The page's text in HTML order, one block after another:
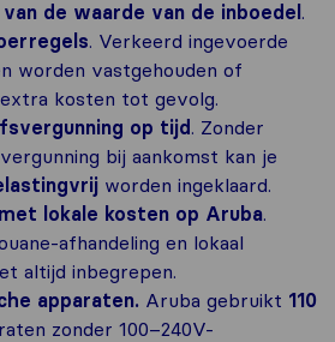
van de waarde van de inboedel.
. Verkeerd ingevoerde
worden vastgehouden of
kosten tot gevolg.
op tijd. Zonder
bij aankomst kan je
worden ingeklaard.
lokale kosten op Aruba.
afhandeling en lokaal
altijd inbegrepen.
apparaten. Aruba gebruikt 110
zonder 100–240V-